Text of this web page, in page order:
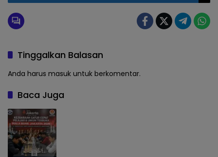
Menjadi Kepala Desa
Tinggalkan Balasan
Anda harus masuk untuk berkomentar.
Baca Juga